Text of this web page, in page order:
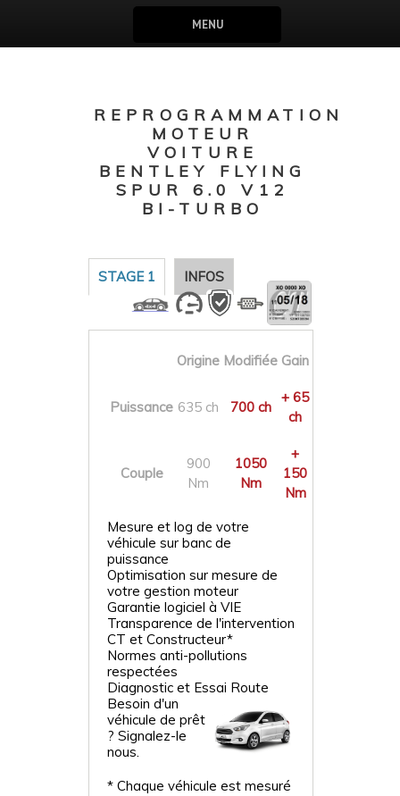
MENU
REPROGRAMMATION
MOTEUR
VOITURE
BENTLEY FLYING
SPUR 6.0 V12
BI-TURBO
STAGE 1 INFOS
Origine Modifiée Gain
Puissance 635 ch 700 ch
+ 65
ch
Couple
900
Nm
1050
Nm
+
150
Nm
Mesure et log de votre
véhicule sur banc de
puissance
Optimisation sur mesure de
votre gestion moteur
Garantie logiciel à VIE
Transparence de l'intervention
CT et Constructeur*
Normes anti-pollutions
respectées
Diagnostic et Essai Route
Besoin d'un
véhicule de prêt
? Signalez-le
nous.
* Chaque véhicule est mesuré